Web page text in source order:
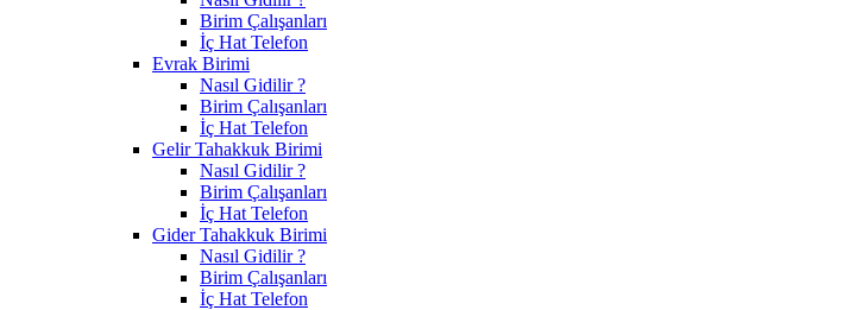
Birim Çalışanları
İç Hat Telefon
Evrak Birimi
Nasıl Gidilir ?
Birim Çalışanları
İç Hat Telefon
Gelir Tahakkuk Birimi
Nasıl Gidilir ?
Birim Çalışanları
İç Hat Telefon
Gider Tahakkuk Birimi
Nasıl Gidilir ?
Birim Çalışanları
İç Hat Telefon